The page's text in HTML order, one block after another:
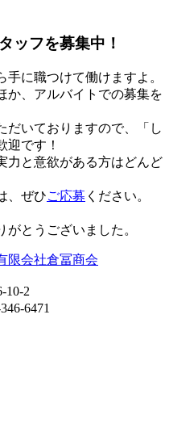
ッフを募集中！
に職つけて働けますよ。
か、アルバイトでの募集を
だいておりますので、「し
迎です！
力と意欲がある方はどんど
、ぜひご応募 ください。
とうございました。
限会社倉冨商会
10-2
6471